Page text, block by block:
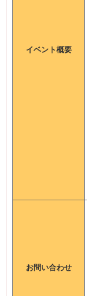
イベント概要
お問い合わせ